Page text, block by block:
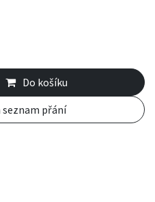
Do košíku
seznam přání